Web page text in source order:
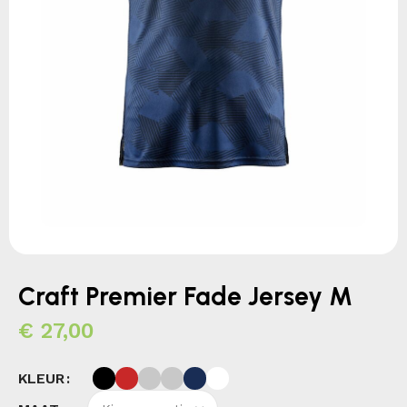
Craft Premier Fade Jersey M
€ 27,00
KLEUR